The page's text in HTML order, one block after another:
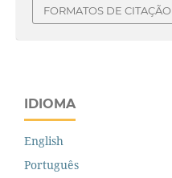
FORMATOS DE CITAÇÃO
IDIOMA
English
Português